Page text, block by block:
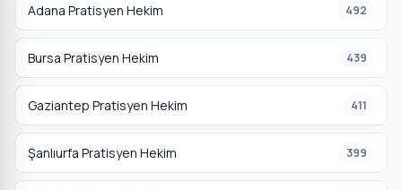
Adana Pratisyen Hekim 492
Bursa Pratisyen Hekim 439
Gaziantep Pratisyen Hekim 411
Şanlıurfa Pratisyen Hekim 399